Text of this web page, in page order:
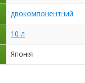
двокомпонентний
10 л
Японія